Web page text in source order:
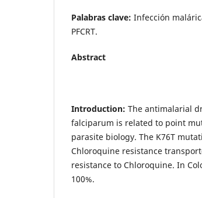
Palabras clave: Infección
PFCRT.
Abstract
Introduction: The antimalarial
falciparum is related to point
parasite biology. The K76T
Chloroquine resistance
resistance to Chloroquine. In
100%.